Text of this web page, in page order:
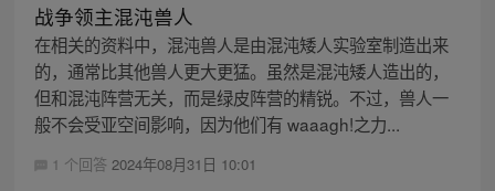
战争领主混沌兽人
在相关的资料中，混沌兽人是由混沌矮人实验室制造出来
的，通常比其他兽人更大更猛。虽然是混沌矮人造出的，
但和混沌阵营无关，而是绿皮阵营的精锐。不过，兽人一
般不会受亚空间影响，因为他们有 waaagh!之力...
1 个回答 2024年08月31日 10:01